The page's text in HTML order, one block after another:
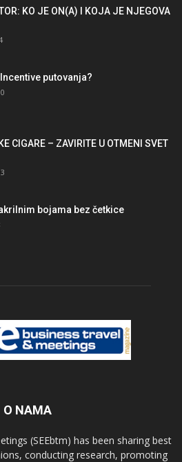
KO JE ON(A) I KOJA JE NJEGOVA
putovanja?
CIGARE – ZAVIRITE U OTMENI SVET
bojama bez četkice
O NAMA
(SEEbtm) has been sharing best
conducting research, promoting